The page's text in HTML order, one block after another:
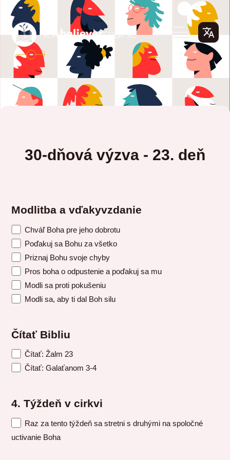
30-dňová výzva - 23. deň
Modlitba a vďakyvzdanie
Chváľ Boha pre jeho dobrotu
Poďakuj sa Bohu za všetko
Priznaj Bohu svoje chyby
Pros boha o odpustenie a poďakuj sa mu
Modli sa proti pokušeniu
Modli sa, aby ti dal Boh silu
Čítať Bibliu
Čítať: Žalm 23
Čítať: Galaťanom 3-4
4. Týždeň v cirkvi
Raz za tento týždeň sa stretni s druhými na spoločné
uctivanie Boha